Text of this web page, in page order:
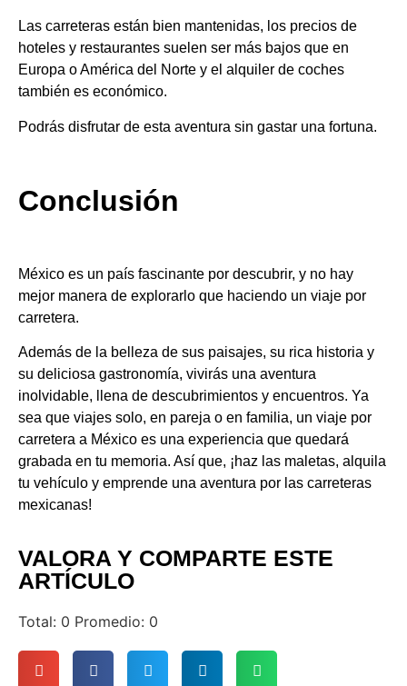
Las carreteras están bien mantenidas, los precios de
hoteles y restaurantes suelen ser más bajos que en
Europa o América del Norte y el alquiler de coches
también es económico.
Podrás disfrutar de esta aventura sin gastar una fortuna.
Conclusión
México es un país fascinante por descubrir, y no hay
mejor manera de explorarlo que haciendo un viaje por
carretera.
Además de la belleza de sus paisajes, su rica historia y
su deliciosa gastronomía, vivirás una aventura
inolvidable, llena de descubrimientos y encuentros. Ya
sea que viajes solo, en pareja o en familia, un viaje por
carretera a México es una experiencia que quedará
grabada en tu memoria. Así que, ¡haz las maletas, alquila
tu vehículo y emprende una aventura por las carreteras
mexicanas!
VALORA Y COMPARTE ESTE
ARTÍCULO
Total: 0 Promedio: 0